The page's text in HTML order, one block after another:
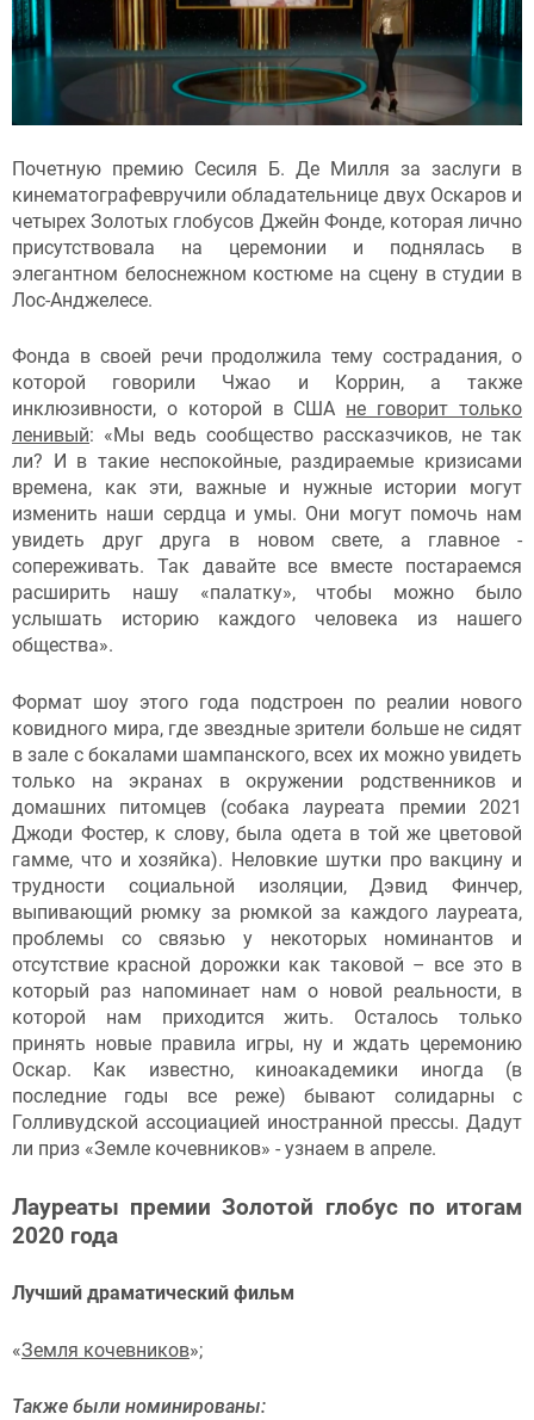
Почетную премию Сесиля Б. Де Милля за заслуги в
кинематографевручили обладательнице двух Оскаров и
четырех Золотых глобусов Джейн Фонде, которая лично
присутствовала на церемонии и поднялась в
элегантном белоснежном костюме на сцену в студии в
Лос-Анджелесе.
Фонда в своей речи продолжила тему сострадания, о
которой говорили Чжао и Коррин, а также
инклюзивности, о которой в США не говорит только
ленивый: «Мы ведь сообщество рассказчиков, не так
ли? И в такие неспокойные, раздираемые кризисами
времена, как эти, важные и нужные истории могут
изменить наши сердца и умы. Они могут помочь нам
увидеть друг друга в новом свете, а главное -
сопереживать. Так давайте все вместе постараемся
расширить нашу «палатку», чтобы можно было
услышать историю каждого человека из нашего
общества».
Формат шоу этого года подстроен по реалии нового
ковидного мира, где звездные зрители больше не сидят
в зале с бокалами шампанского, всех их можно увидеть
только на экранах в окружении родственников и
домашних питомцев (собака лауреата премии 2021
Джоди Фостер, к слову, была одета в той же цветовой
гамме, что и хозяйка). Неловкие шутки про вакцину и
трудности социальной изоляции, Дэвид Финчер,
выпивающий рюмку за рюмкой за каждого лауреата,
проблемы со связью у некоторых номинантов и
отсутствие красной дорожки как таковой – все это в
который раз напоминает нам о новой реальности, в
которой нам приходится жить. Осталось только
принять новые правила игры, ну и ждать церемонию
Оскар. Как известно, киноакадемики иногда (в
последние годы все реже) бывают солидарны с
Голливудской ассоциацией иностранной прессы. Дадут
ли приз «Земле кочевников» - узнаем в апреле.
Лауреаты премии Золотой глобус по итогам
2020 года
Лучший драматический фильм
«Земля кочевников»;
Также были номинированы: